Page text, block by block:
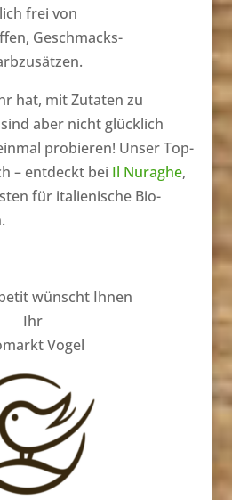
frei von
Geschmacks-
hat, mit Zutaten zu
aber nicht glücklich
probieren! Unser Top-
– entdeckt bei Il Nuraghe,
für italienische Bio-
wünscht Ihnen
Ihr
Vogel